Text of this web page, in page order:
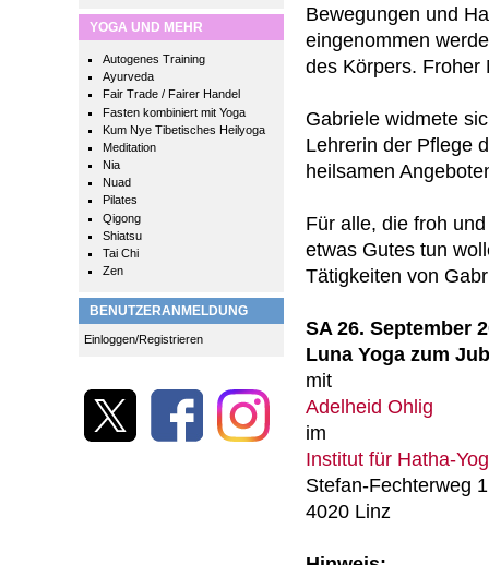
YOGA UND MEHR
Autogenes Training
Ayurveda
Fair Trade / Fairer Handel
Fasten kombiniert mit Yoga
Kum Nye Tibetisches Heilyoga
Meditation
Nia
Nuad
Pilates
Qigong
Shiatsu
Tai Chi
Zen
BENUTZERANMELDUNG
Einloggen/Registrieren
Bewegungen und
eingenommen
des Körpers. Froher
Gabriele widmete
Lehrerin der Pflege
heilsamen
Für alle, die froh
etwas Gutes tun
Tätigkeiten von
SA 26. September
Luna Yoga zum
mit
Adelheid Ohlig
im
Institut für Hatha-
Stefan-Fechterweg 1
4020 Linz